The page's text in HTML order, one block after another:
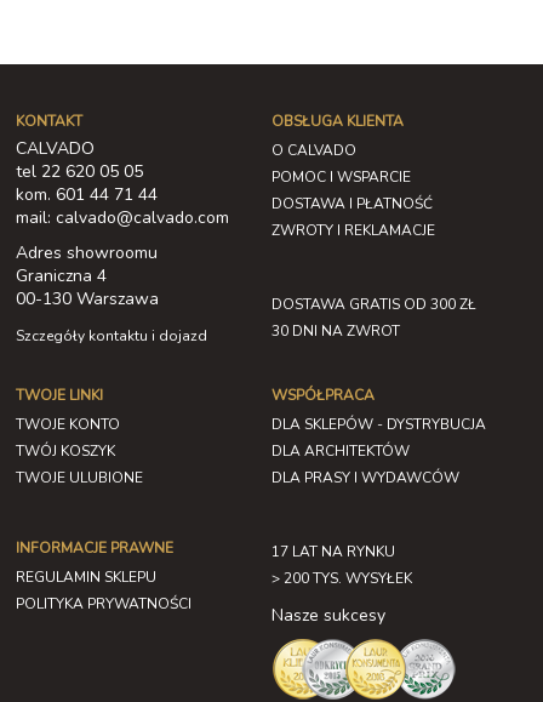
KONTAKT
CALVADO
tel 22 620 05 05
kom. 601 44 71 44
mail: calvado@calvado.com
Adres showroomu
Graniczna 4
00-130 Warszawa
Szczegóły kontaktu i dojazd
OBSŁUGA KLIENTA
O CALVADO
POMOC I WSPARCIE
DOSTAWA I PŁATNOŚĆ
ZWROTY I REKLAMACJE
DOSTAWA GRATIS OD 300 ZŁ
30 DNI NA ZWROT
TWOJE LINKI
TWOJE KONTO
TWÓJ KOSZYK
TWOJE ULUBIONE
INFORMACJE PRAWNE
REGULAMIN SKLEPU
POLITYKA PRYWATNOŚCI
WSPÓŁPRACA
DLA SKLEPÓW - DYSTRYBUCJA
DLA ARCHITEKTÓW
DLA PRASY I WYDAWCÓW
17 LAT NA RYNKU
> 200 TYS. WYSYŁEK
Nasze sukcesy